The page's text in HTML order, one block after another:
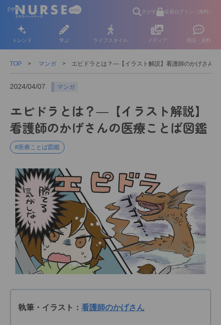
さがす 会員ログイン（無料）
トレンド 学ぶ ライフスタイル メディア 用語・資料
TOP マンガ エピドラとは？―【イラスト解説】看護師のかげさんの
2024/04/07 マンガ
エピドラとは？―【イラスト解説】
看護師のかげさんの医療ことば図鑑
#医療ことば図鑑
執筆・イラスト： 看護師のかげさん